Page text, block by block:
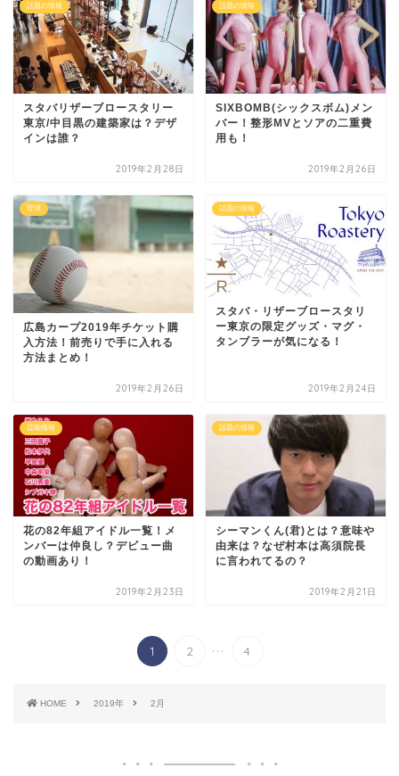
話題の情報
スタバリザーブロースタリー
東京/中目黒の建築家は？デザ
インは誰？
2019年2月28日
話題の情報
SIXBOMB(シックスボム)メン
バー！整形MVとソアの二重費
用も！
2019年2月26日
野球
広島カープ2019年チケット購
入方法！前売りで手に入れる
方法まとめ！
2019年2月26日
話題の情報
スタバ・リザーブロースタリ
ー東京の限定グッズ・マグ・
タンブラーが気になる！
2019年2月24日
芸能情報
花の82年組アイドル一覧！メ
ンバーは仲良し？デビュー曲
の動画あり！
2019年2月23日
話題の情報
シーマンくん(君)とは？意味や
由来は？なぜ村本は高須院長
に言われてるの？
2019年2月21日
1 2 ... 4
HOME 2019年 2月